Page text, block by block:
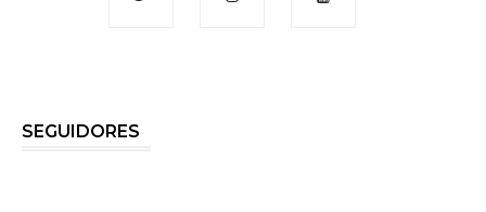
SEGUIDORES